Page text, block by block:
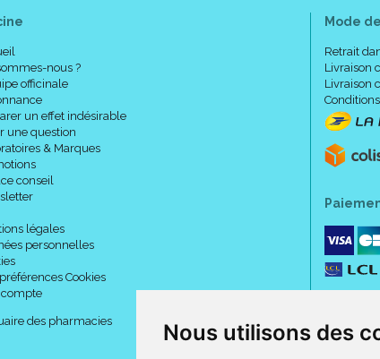
Nous utilisons des
nous ?
officinale
un effet indésirable
une question
& Marques
conseil
légales
personnelles
Cookies
compte
des pharmacies
Mode
Retrait
Livraison
Livraison